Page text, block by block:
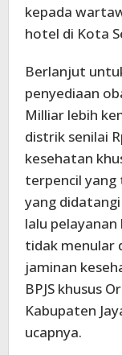
kepada
hotel di Kota
Berlanjut
penyediaan
Milliar lebih
distrik senilai
kesehatan
terpencil yang
yang
lalu
tidak menular
jaminan
BPJS khusus
Kabupaten
ucapnya.